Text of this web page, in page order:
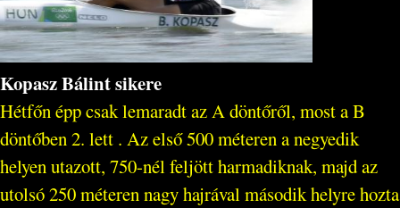
Kopasz Bálint sikere
Hétfőn épp csak lemaradt az A döntőről, most a B
döntőben 2. lett . Az első 500 méteren a negyedik
helyen utazott, 750-nél feljött harmadiknak, majd az
utolsó 250 méteren nagy hajrával második helyre hozta